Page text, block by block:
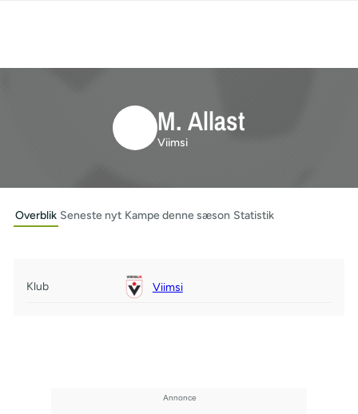
M. Allast
Viimsi
Overblik Seneste nyt Kampe denne sæson Statistik
Klub Viimsi